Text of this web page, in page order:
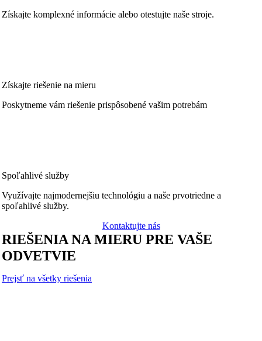
Získajte komplexné informácie alebo otestujte naše stroje.
Získajte riešenie na mieru
Poskytneme vám riešenie prispôsobené vašim potrebám
Spoľahlivé služby
Využívajte najmodernejšiu technológiu a naše prvotriedne a
spoľahlivé služby.
Kontaktujte nás
RIEŠENIA NA MIERU PRE VAŠE
ODVETVIE
Prejsť na všetky riešenia